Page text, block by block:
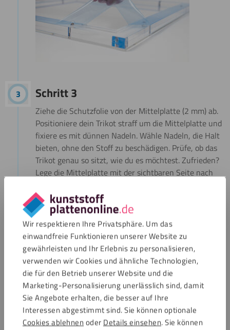
Wir respektieren Ihre Privatsphäre. Um das
einwandfreie Funktionieren unserer Website zu
gewährleisten und Ihr Erlebnis zu personalisieren,
verwenden wir Cookies und ähnliche Technologien,
die für den Betrieb unserer Website und die
Marketing-Personalisierung unerlässlich sind, damit
Sie Angebote erhalten, die besser auf Ihre
Interessen abgestimmt sind. Sie können optionale
Cookies ablehnen oder Details einsehen. Sie können
Schritt 3
Ziehe die Schutzfolie von der Mittelplatte (2 mm) ab.
Positioniere dein Trikot straff um die Mittelplatte und
fixiere es mit dünnen Nadeln. Wähle Nadeln, die Halt
bieten, ohne den Stoff zu beschädigen. Prüfe, ob das
Trikot genau so sitzt, wie du es möchtest. Zufrieden?
Lege die Mittelplatte mit der sichtbaren Seite nach